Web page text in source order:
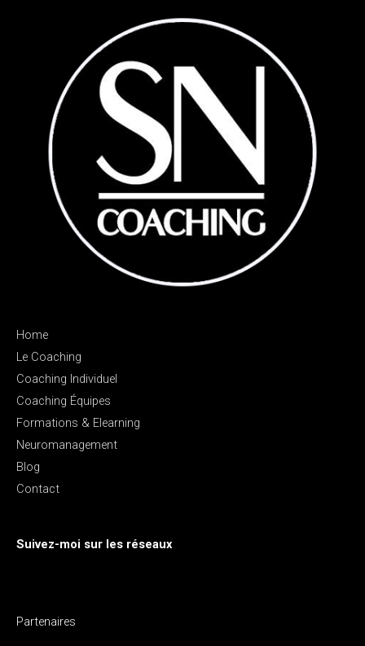
Home
Le Coaching
Coaching Individuel
Coaching Équipes
Formations & Elearning
Neuromanagement
Blog
Contact
Suivez-moi sur les réseaux
Partenaires